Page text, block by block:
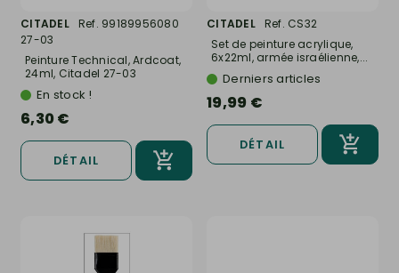
CITADEL
Ref. 99189956080
27-03
Peinture Technical, Ardcoat,
24ml, Citadel 27-03
En stock !
6,30 €
DÉTAIL
CITADEL
Ref. CS32
Set de peinture acrylique,
6x22ml, armée israélienne,...
Derniers articles
19,99 €
DÉTAIL